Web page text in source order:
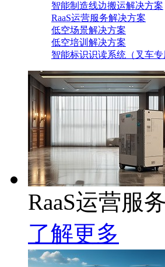
智能制造线边搬运解决方案
RaaS运营服务解决方案
低空场景解决方案
低空培训解决方案
智能标识识读系统（叉车专
RaaS运营服
了解更多